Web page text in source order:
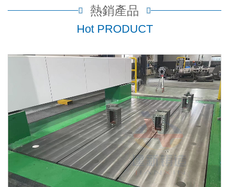
熱銷產品
Hot PRODUCT